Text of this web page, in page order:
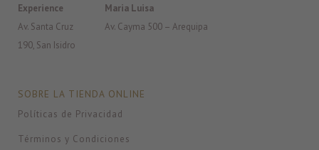
Experience
Av. Santa Cruz
190, San Isidro
Maria Luisa
Av. Cayma 500 – Arequipa
SOBRE LA TIENDA ONLINE
Políticas de Privacidad
Términos y Condiciones